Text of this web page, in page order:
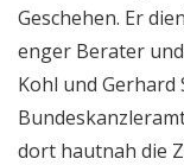
Geschehen. Er
enger Berater
Kohl und Gerhard
dort hautnah die